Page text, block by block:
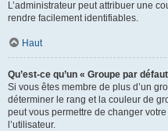
L’administrateur peut attribuer une
rendre facilement identifiables.
Haut
Qu’est-ce qu’un « Groupe par
Si vous êtes membre de plus d’un
déterminer le rang et la couleur de
peut vous permettre de changer
l’utilisateur.